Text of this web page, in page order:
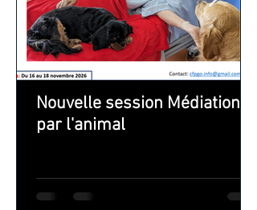
Nouvelle session Médiation
par l'animal